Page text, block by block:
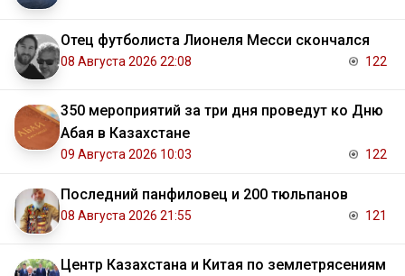
Отец футболиста Лионеля Месси скончался
08 Августа 2026 22:08 122
350 мероприятий за три дня проведут ко Дню
Абая в Казахстане
09 Августа 2026 10:03 122
Последний панфиловец и 200 тюльпанов
08 Августа 2026 21:55 121
Центр Казахстана и Китая по землетрясениям